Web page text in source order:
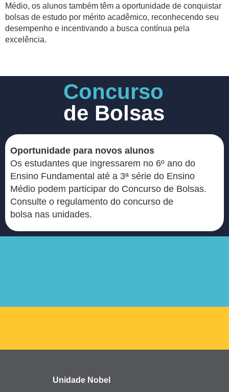
Médio, os alunos também têm a oportunidade de conquistar
bolsas de estudo por mérito acadêmico, reconhecendo seu
desempenho e incentivando a busca contínua pela
excelência.
Concurso
de Bolsas
Oportunidade para novos alunos
Os estudantes que ingressarem no 6º ano do
Ensino Fundamental até a 3ª série do Ensino
Médio podem participar do Concurso de Bolsas.
Consulte o regulamento do concurso de
bolsa nas unidades.
Unidade Nobel